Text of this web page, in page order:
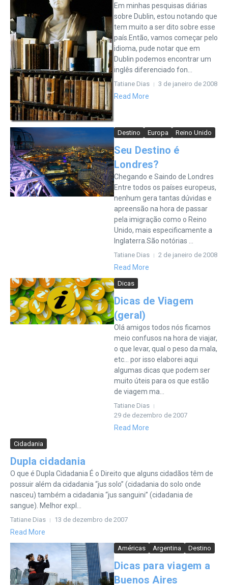
Em minhas pesquisas diárias
sobre Dublin, estou notando que
tem muito a ser dito sobre esse
país.Então, vamos começar pelo
idioma, pude notar que em
Dublin podemos encontrar um
inglês diferenciado fon...
Tatiane Dias 3 de janeiro de 2008
Read More
Destino Europa Reino Unido
Seu Destino é
Londres?
Chegando e Saindo de Londres
Entre todos os países europeus,
nenhum gera tantas dúvidas e
apreensão na hora de passar
pela imigração como o Reino
Unido, mais especificamente a
Inglaterra.São notórias ...
Tatiane Dias 2 de janeiro de 2008
Read More
Dicas
Dicas de Viagem
(geral)
Olá amigos todos nós ficamos
meio confusos na hora de viajar,
o que levar, qual o peso da mala,
etc… por isso elaborei aqui
algumas dicas que podem ser
muito úteis para os que estão
de viagem ma...
Tatiane Dias
29 de dezembro de 2007
Read More
Cidadania
Dupla cidadania
O que é Dupla Cidadania É o Direito que alguns cidadãos têm de
possuir além da cidadania “jus solo” (cidadania do solo onde
nasceu) também a cidadania “jus sanguini” (cidadania de
sangue). Melhor expl...
Tatiane Dias 13 de dezembro de 2007
Read More
Américas Argentina Destino
Dicas para viagem a
Buenos Aires